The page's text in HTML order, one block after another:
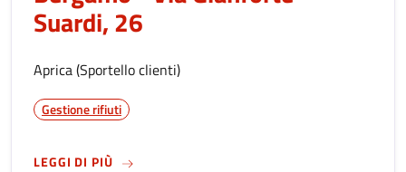
Suardi, 26
Aprica (Sportello clienti)
Gestione rifiuti
LEGGI DI PIÙSUBERGAMO - VIA GIANFORTE SUARDI, 26